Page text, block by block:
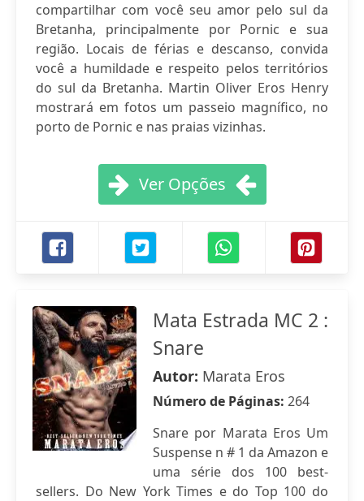
compartilhar com você seu amor pelo sul da
Bretanha, principalmente por Pornic e sua
região. Locais de férias e descanso, convida
você a humildade e respeito pelos territórios
do sul da Bretanha. Martin Oliver Eros Henry
mostrará em fotos um passeio magnífico, no
porto de Pornic e nas praias vizinhas.
Ver Opções
Mata Estrada MC 2 :
Snare
Autor: Marata Eros
Número de Páginas: 264
Snare por Marata Eros Um
Suspense n # 1 da Amazon e
uma série dos 100 best-
sellers. Do New York Times e do Top 100 do